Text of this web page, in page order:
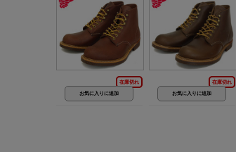
在庫切れ 在庫切れ